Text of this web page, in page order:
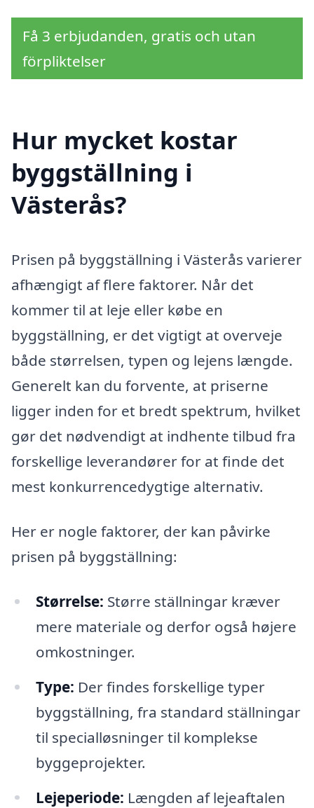
Få 3 erbjudanden, gratis och utan
förpliktelser
Hur mycket kostar
byggställning i
Västerås?
Prisen på byggställning i Västerås varierer
afhængigt af flere faktorer. Når det
kommer til at leje eller købe en
byggställning, er det vigtigt at overveje
både størrelsen, typen og lejens længde.
Generelt kan du forvente, at priserne
ligger inden for et bredt spektrum, hvilket
gør det nødvendigt at indhente tilbud fra
forskellige leverandører for at finde det
mest konkurrencedygtige alternativ.
Her er nogle faktorer, der kan påvirke
prisen på byggställning:
Størrelse: Større ställningar kræver
mere materiale og derfor også højere
omkostninger.
Type: Der findes forskellige typer
byggställning, fra standard ställningar
til specialløsninger til komplekse
byggeprojekter.
Lejeperiode: Længden af lejeaftalen